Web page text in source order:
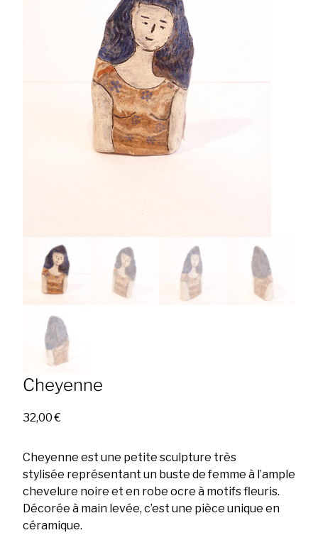
Cheyenne
32,00€
Cheyenne est une petite sculpture très
stylisée représentant un buste de femme à l’ample
chevelure noire et en robe ocre à motifs fleuris.
Décorée à main levée, c’est une pièce unique en
céramique.